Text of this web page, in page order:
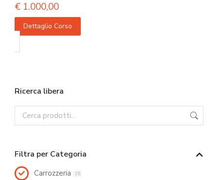
€ 1.000,00
Dettaglio Corso
Ricerca libera
Filtra per Categoria
Carrozzeria 15